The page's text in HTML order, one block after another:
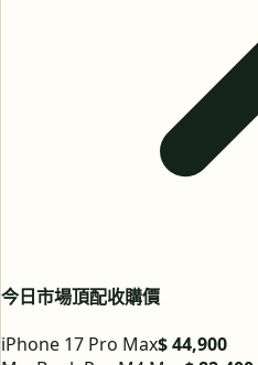
今日市場頂配收購價
iPhone 17 Pro Max$ 44,900